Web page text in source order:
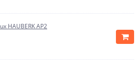
HAUBERK AP2